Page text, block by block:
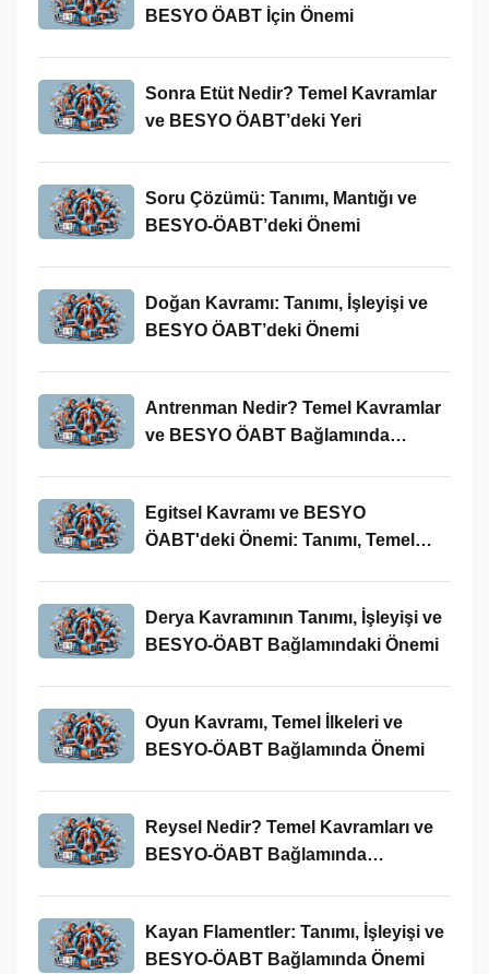
BESYO ÖABT İçin Önemi
Sonra Etüt Nedir? Temel Kavramlar
ve BESYO ÖABT’deki Yeri
Soru Çözümü: Tanımı, Mantığı ve
BESYO-ÖABT’deki Önemi
Doğan Kavramı: Tanımı, İşleyişi ve
BESYO ÖABT’deki Önemi
Antrenman Nedir? Temel Kavramlar
ve BESYO ÖABT Bağlamında
Egitsel Kavramı ve BESYO
ÖABT'deki Önemi: Tanımı, Temel
Derya Kavramının Tanımı, İşleyişi ve
BESYO-ÖABT Bağlamındaki Önemi
Oyun Kavramı, Temel İlkeleri ve
BESYO-ÖABT Bağlamında Önemi
Reysel Nedir? Temel Kavramları ve
BESYO-ÖABT Bağlamında
Kayan Flamentler: Tanımı, İşleyişi ve
BESYO-ÖABT Bağlamında Önemi